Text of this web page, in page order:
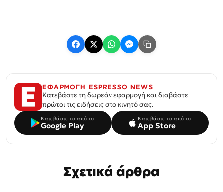
ΕΦΑΡΜΟΓΗ ESPRESSO NEWS
Κατεβάστε τη δωρεάν εφαρμογή και διαβάστε
πρώτοι τις ειδήσεις στο κινητό σας.
Κατεβάστε το από το
Google Play
Κατεβάστε το από το
App Store
Σχετικά άρθρα